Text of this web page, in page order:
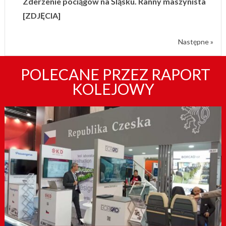
[ZDJĘCIA]
Następne »
POLECANE PRZEZ RAPORT
KOLEJOWY